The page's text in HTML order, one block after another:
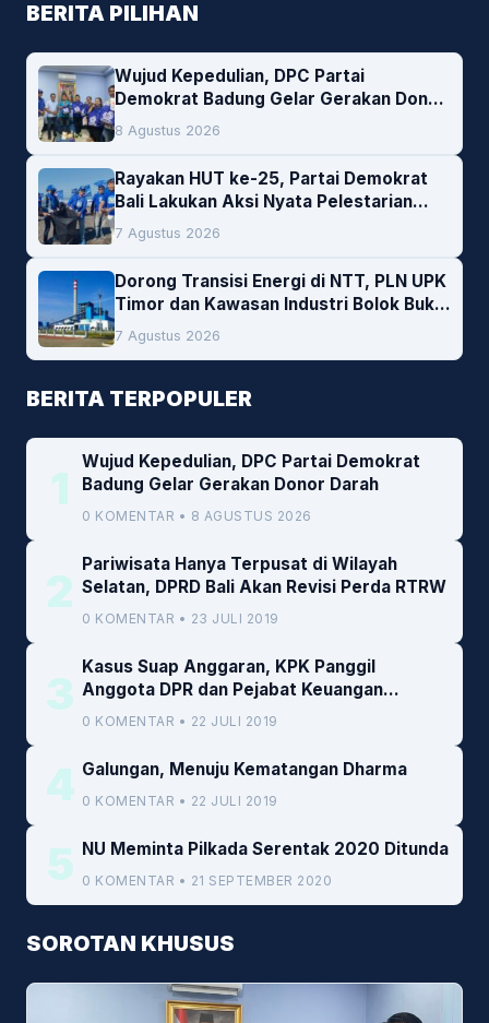
BERITA PILIHAN
Wujud Kepedulian, DPC Partai
Demokrat Badung Gelar Gerakan Donor
Darah
8 Agustus 2026
Rayakan HUT ke-25, Partai Demokrat
Bali Lakukan Aksi Nyata Pelestarian
Lingkungan
7 Agustus 2026
Dorong Transisi Energi di NTT, PLN UPK
Timor dan Kawasan Industri Bolok Buka
Peluang Investasi Woodchip untuk
Cofiring PLTU Bolok
7 Agustus 2026
BERITA TERPOPULER
1
Wujud Kepedulian, DPC Partai Demokrat
Badung Gelar Gerakan Donor Darah
0 KOMENTAR • 8 AGUSTUS 2026
2
Pariwisata Hanya Terpusat di Wilayah
Selatan, DPRD Bali Akan Revisi Perda RTRW
0 KOMENTAR • 23 JULI 2019
3
Kasus Suap Anggaran, KPK Panggil
Anggota DPR dan Pejabat Keuangan
Kemenkeu
0 KOMENTAR • 22 JULI 2019
4 Galungan, Menuju Kematangan Dharma
0 KOMENTAR • 22 JULI 2019
5 NU Meminta Pilkada Serentak 2020 Ditunda
0 KOMENTAR • 21 SEPTEMBER 2020
SOROTAN KHUSUS